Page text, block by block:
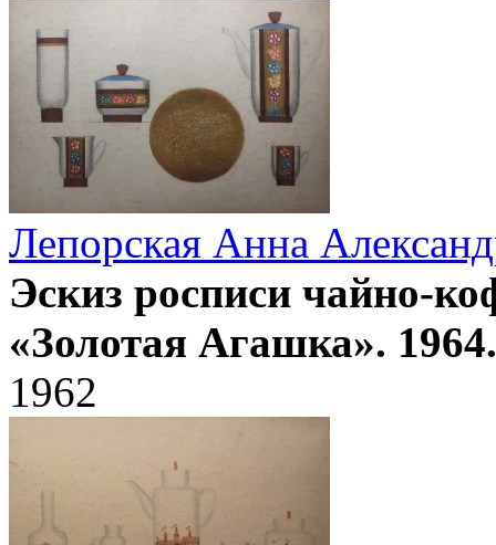
Лепорская Анна
Эскиз росписи чайно-
«Золотая Агашка».
1962